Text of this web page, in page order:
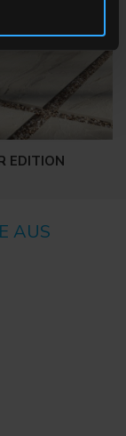
EDITION
AUS